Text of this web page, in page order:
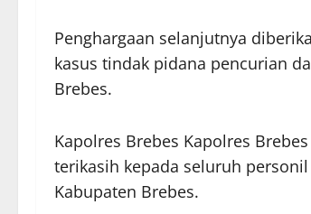
Penghargaan selanjutnya
kasus tindak pidana pencurian
Brebes.
Kapolres Brebes Kapolres
terikasih kepada seluruh
Kabupaten Brebes.